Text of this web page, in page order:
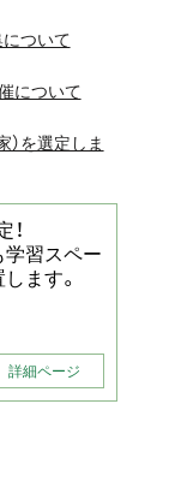
ついて
について
を選定しま
学習スペー
ます。
詳細ページ